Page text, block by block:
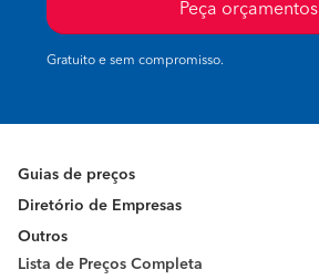
Peça orçamentos
Gratuito e sem compromisso.
Guias de preços
Diretório de Empresas
Outros
Lista de Preços Completa